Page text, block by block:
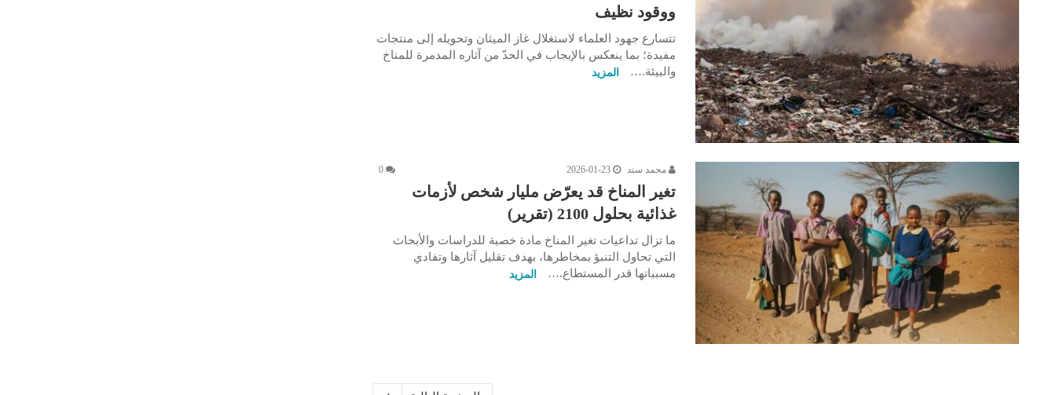
ووقود نظيف
تتسارع جهود العلماء لاستغلال غاز الميثان وتحويله إلى منتجات
مفيدة؛ بما ينعكس بالإيجاب في الحدّ من آثاره المدمرة للمناخ
والبيئة.…
المزيد
محمد سند 2026-01-23
0
تغير المناخ قد يعرّض مليار شخص لأزمات
غذائية بحلول 2100 (تقرير)
ما تزال تداعيات تغير المناخ مادة خصبة للدراسات والأبحاث
التي تحاول التنبؤ بمخاطرها، بهدف تقليل آثارها وتفادي
مسبباتها قدر المستطاع.…
المزيد